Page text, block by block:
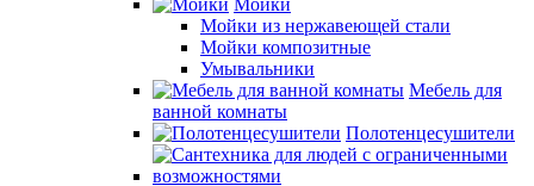
Мойки
Мойки из нержавеющей стали
Мойки композитные
Умывальники
Мебель для
ванной комнаты
Полотенцесушители